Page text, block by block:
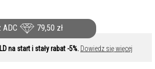
79,50 zł
na start i stały rabat -5%. Dowiedz się więcej